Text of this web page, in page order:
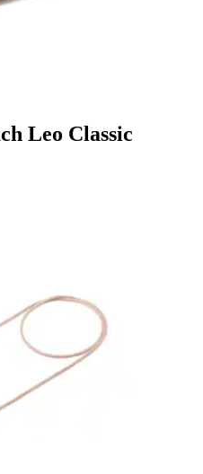
Leo Classic